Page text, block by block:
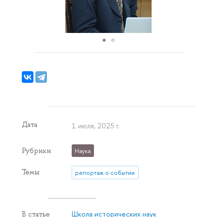
Дата 1 июля, 2025 г.
Рубрики Наука
Темы репортаж о событии
В статье Школа исторических наук